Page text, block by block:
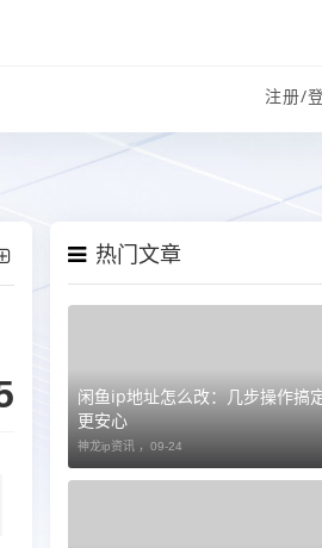
注册/
热门文章
闲鱼ip地址怎么改：几步操作搞
更安心
神龙ip资讯 ， 09-24